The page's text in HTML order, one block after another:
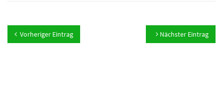
Vorheriger Eintrag Nächster Eintrag